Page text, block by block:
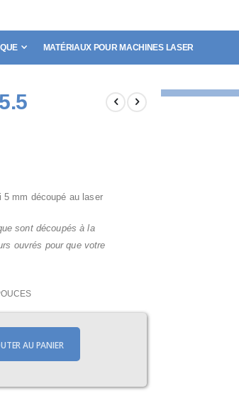
MATÉRIAUX POUR MACHINES LASER
mm découpé au laser
sont découpés à la
ouvrés pour que votre
AU PANIER